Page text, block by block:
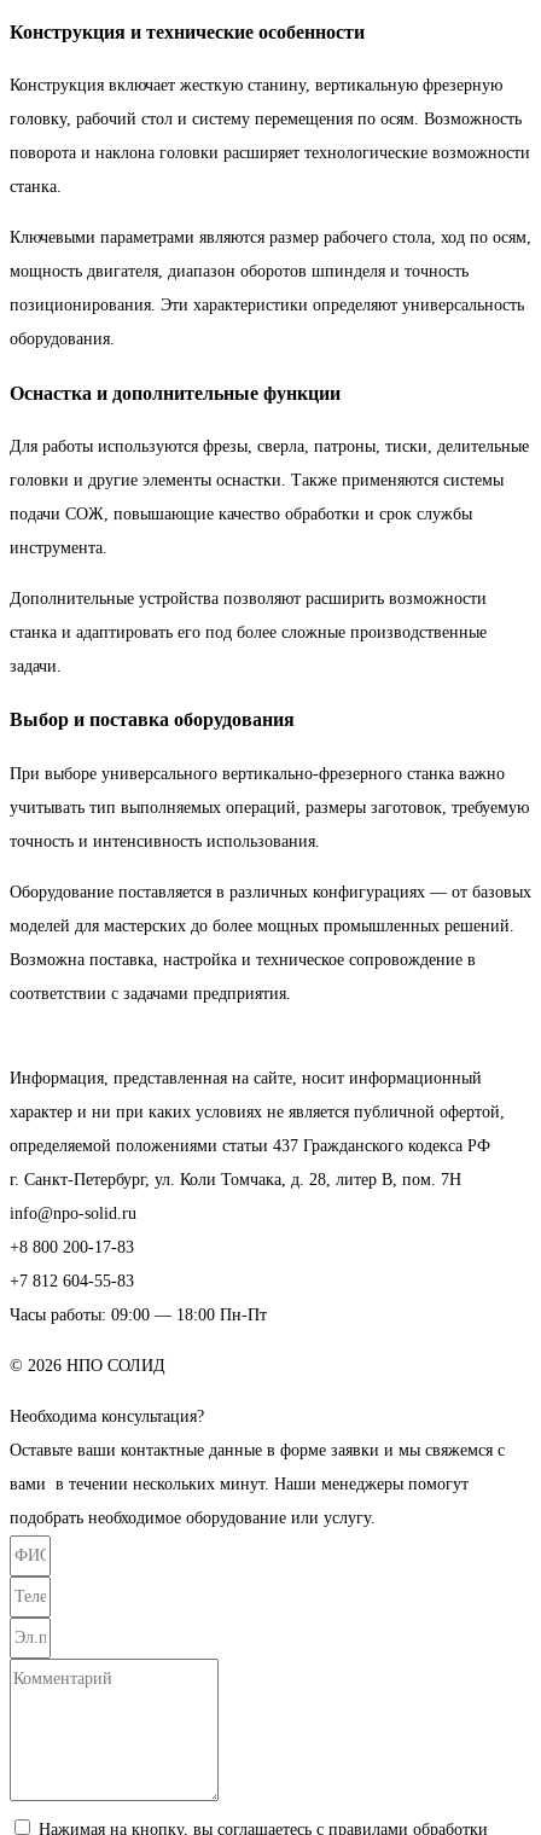
Конструкция и технические особенности
Конструкция включает жесткую станину, вертикальную фрезерную
головку, рабочий стол и систему перемещения по осям. Возможность
поворота и наклона головки расширяет технологические возможности
станка.
Ключевыми параметрами являются размер рабочего стола, ход по осям,
мощность двигателя, диапазон оборотов шпинделя и точность
позиционирования. Эти характеристики определяют универсальность
оборудования.
Оснастка и дополнительные функции
Для работы используются фрезы, сверла, патроны, тиски, делительные
головки и другие элементы оснастки. Также применяются системы
подачи СОЖ, повышающие качество обработки и срок службы
инструмента.
Дополнительные устройства позволяют расширить возможности
станка и адаптировать его под более сложные производственные
задачи.
Выбор и поставка оборудования
При выборе универсального вертикально-фрезерного станка важно
учитывать тип выполняемых операций, размеры заготовок, требуемую
точность и интенсивность использования.
Оборудование поставляется в различных конфигурациях — от базовых
моделей для мастерских до более мощных промышленных решений.
Возможна поставка, настройка и техническое сопровождение в
соответствии с задачами предприятия.
Информация, представленная на сайте, носит информационный
характер и ни при каких условиях не является публичной офертой,
определяемой положениями статьи 437 Гражданского кодекса РФ
г. Санкт-Петербург, ул. Коли Томчака, д. 28, литер В, пом. 7Н
info@npo-solid.ru
+8 800 200-17-83
+7 812 604-55-83
Часы работы: 09:00 — 18:00 Пн-Пт
© 2026 НПО СОЛИД
Необходима консультация?
Оставьте ваши контактные данные в форме заявки и мы свяжемся с
вами в течении нескольких минут. Наши менеджеры помогут
подобрать необходимое оборудование или услугу.
Нажимая на кнопку, вы соглашаетесь с правилами обработки